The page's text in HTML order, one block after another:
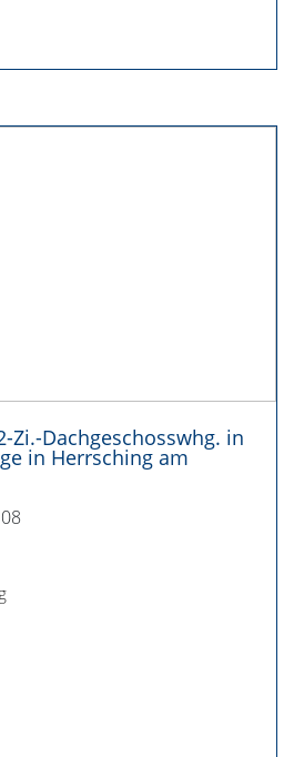
Zi.-Dachgeschosswhg. in
in Herrsching am